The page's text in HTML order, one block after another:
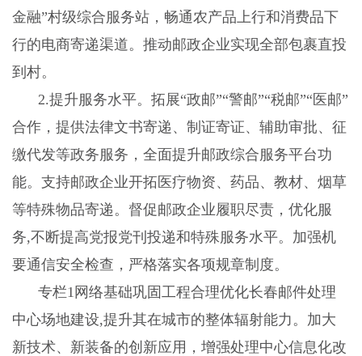
金融”村级综合服务站，畅通农产品上行和消费品下
行的电商寄递渠道。推动邮政企业实现全部包裹直投
到村。
2.提升服务水平。拓展“政邮”“警邮”“税邮”“医邮”
合作，提供法律文书寄递、制证寄证、辅助审批、征
缴代发等政务服务，全面提升邮政综合服务平台功
能。支持邮政企业开拓医疗物资、药品、教材、烟草
等特殊物品寄递。督促邮政企业履职尽责，优化服
务,不断提高党报党刊投递和特殊服务水平。加强机
要通信安全检查，严格落实各项规章制度。
专栏1网络基础巩固工程合理优化长春邮件处理
中心场地建设,提升其在城市的整体辐射能力。加大
新技术、新装备的创新应用，增强处理中心信息化改